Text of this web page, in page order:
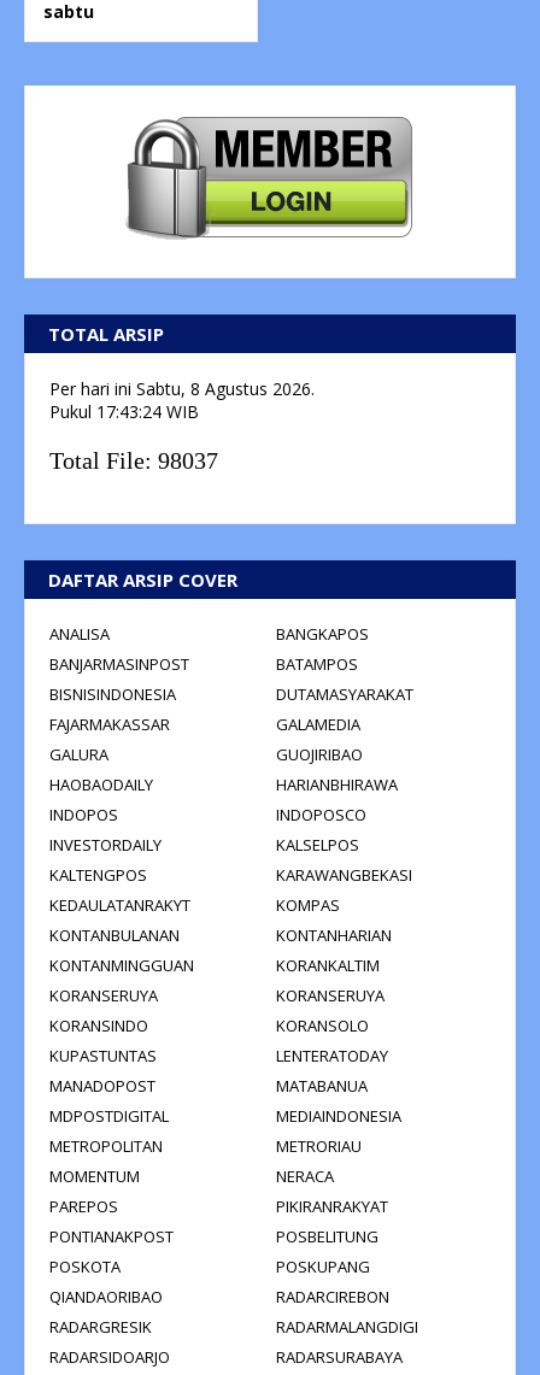
sabtu
TOTAL ARSIP
Per hari ini Sabtu, 8 Agustus 2026.
Pukul 17:43:25 WIB
Total File: 98037
DAFTAR ARSIP COVER
ANALISA
BANGKAPOS
BANJARMASINPOST
BATAMPOS
BISNISINDONESIA
DUTAMASYARAKAT
FAJARMAKASSAR
GALAMEDIA
GALURA
GUOJIRIBAO
HAOBAODAILY
HARIANBHIRAWA
INDOPOS
INDOPOSCO
INVESTORDAILY
KALSELPOS
KALTENGPOS
KARAWANGBEKASI
KEDAULATANRAKYT
KOMPAS
KONTANBULANAN
KONTANHARIAN
KONTANMINGGUAN
KORANKALTIM
KORANSERUYA
KORANSERUYA
KORANSINDO
KORANSOLO
KUPASTUNTAS
LENTERATODAY
MANADOPOST
MATABANUA
MDPOSTDIGITAL
MEDIAINDONESIA
METROPOLITAN
METRORIAU
MOMENTUM
NERACA
PAREPOS
PIKIRANRAKYAT
PONTIANAKPOST
POSBELITUNG
POSKOTA
POSKUPANG
QIANDAORIBAO
RADARCIREBON
RADARGRESIK
RADARMALANGDIGI
RADARSIDOARJO
RADARSURABAYA